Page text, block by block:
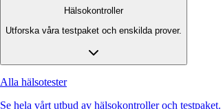
Hälsokontroller
Utforska våra testpaket och enskilda prover.
Alla hälsotester
Se hela vårt utbud av hälsokontroller och testpaket.